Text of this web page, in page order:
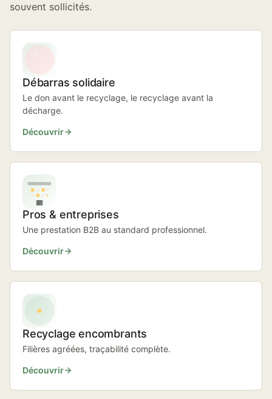
souvent sollicités.
Débarras solidaire
Le don avant le recyclage, le recyclage avant la
décharge.
Découvrir
Pros & entreprises
Une prestation B2B au standard professionnel.
Découvrir
Recyclage encombrants
Filières agréées, traçabilité complète.
Découvrir